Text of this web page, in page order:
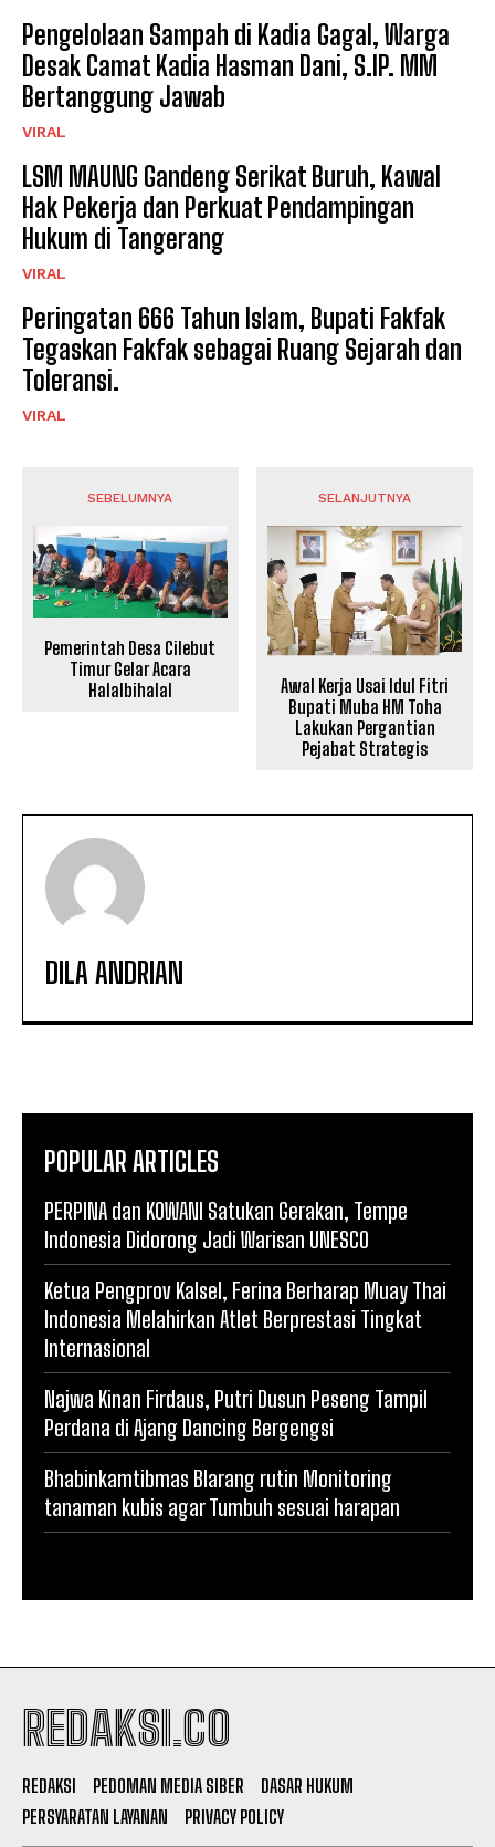
Pengelolaan Sampah di Kadia Gagal, Warga
Desak Camat Kadia Hasman Dani, S.IP. MM
Bertanggung Jawab
VIRAL
LSM MAUNG Gandeng Serikat Buruh, Kawal
Hak Pekerja dan Perkuat Pendampingan
Hukum di Tangerang
VIRAL
Peringatan 666 Tahun Islam, Bupati Fakfak
Tegaskan Fakfak sebagai Ruang Sejarah dan
Toleransi.
VIRAL
SEBELUMNYA
Pemerintah Desa Cilebut
Timur Gelar Acara
Halalbihalal
SELANJUTNYA
Awal Kerja Usai Idul Fitri
Bupati Muba HM Toha
Lakukan Pergantian
Pejabat Strategis
DILA ANDRIAN
POPULAR ARTICLES
PERPINA dan KOWANI Satukan Gerakan, Tempe
Indonesia Didorong Jadi Warisan UNESCO
Ketua Pengprov Kalsel, Ferina Berharap Muay Thai
Indonesia Melahirkan Atlet Berprestasi Tingkat
Internasional
Najwa Kinan Firdaus, Putri Dusun Peseng Tampil
Perdana di Ajang Dancing Bergengsi
Bhabinkamtibmas Blarang rutin Monitoring
tanaman kubis agar Tumbuh sesuai harapan
REDAKSI.CO
REDAKSI PEDOMAN MEDIA SIBER
DASAR HUKUM
PERSYARATAN LAYANAN
PRIVACY POLICY